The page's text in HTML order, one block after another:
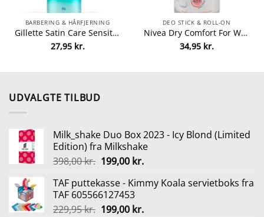
BARBERING & HÅRFJERNING
Gillette Satin Care Sensitive Gel – 200ml
27,95 kr.
DEO STICK & ROLL-ON
Nivea Dry Comfort For Women – Roll-On 50ml
34,95 kr.
UDVALGTE TILBUD
Milk_shake Duo Box 2023 - Icy Blond (Limited
Edition) fra Milkshake
398,00kr. Den
pris
var:
398,00 kr..
199,00 kr.Den
pris
199,00 kr..
TAF puttekasse - Kimmy Koala servietboks fra
TAF 605566127453
229,95kr. Den
199,00 kr.Den